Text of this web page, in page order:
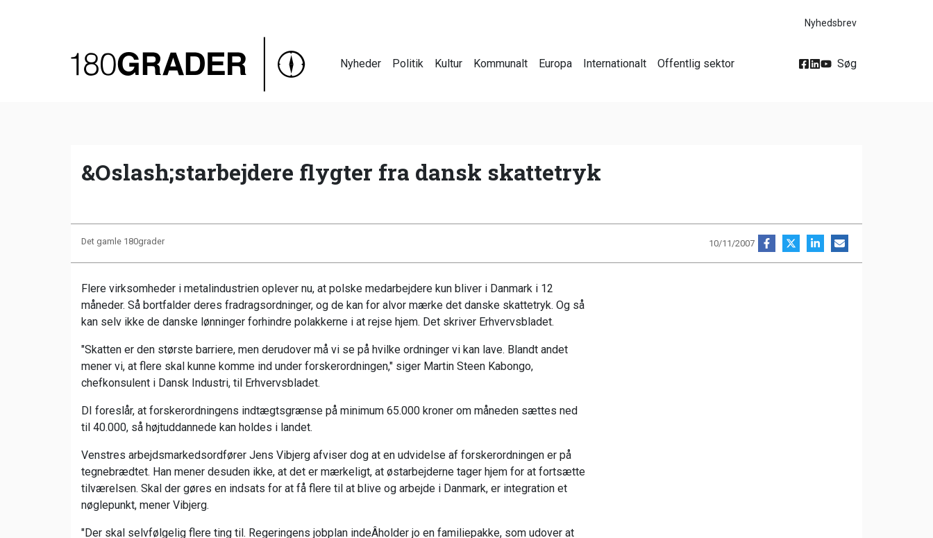
Nyhedsbrev
Nyheder Politik Kultur Kommunalt Europa Internationalt Offentlig sektor Søg
&Oslash;starbejdere flygter fra dansk skattetryk
Det gamle 180grader 10/11/2007
Flere virksomheder i metalindustrien oplever nu, at polske medarbejdere kun bliver i Danmark i 12
måneder. Så bortfalder deres fradragsordninger, og de kan for alvor mærke det danske skattetryk. Og så
kan selv ikke de danske lønninger forhindre polakkerne i at rejse hjem. Det skriver Erhvervsbladet.
"Skatten er den største barriere, men derudover må vi se på hvilke ordninger vi kan lave. Blandt andet
mener vi, at flere skal kunne komme ind under forskerordningen," siger Martin Steen Kabongo,
chefkonsulent i Dansk Industri, til Erhvervsbladet.
DI foreslår, at forskerordningens indtægtsgrænse på minimum 65.000 kroner om måneden sættes ned
til 40.000, så højtuddannede kan holdes i landet.
Venstres arbejdsmarkedsordfører Jens Vibjerg afviser dog at en udvidelse af forskerordningen er på
tegnebrædtet. Han mener desuden ikke, at det er mærkeligt, at østarbejderne tager hjem for at fortsætte
tilværelsen. Skal der gøres en indsats for at få flere til at blive og arbejde i Danmark, er integration et
nøglepunkt, mener Vibjerg.
"Der skal selvfølgelig flere ting til. Regeringens jobplan indeÂ­holder jo en familiepakke, som udover at